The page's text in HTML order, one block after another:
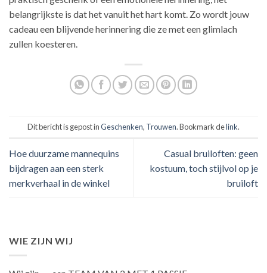
belangrijkste is dat het vanuit het hart komt. Zo wordt jouw
cadeau een blijvende herinnering die ze met een glimlach
zullen koesteren.
Dit bericht is gepost inGeschenken, Trouwen. Bookmark delink.
Hoe duurzame mannequins
bijdragen aan een sterk
merkverhaal in de winkel
Casual bruiloften: geen
kostuum, toch stijlvol op je
bruiloft
WIE ZIJN WIJ